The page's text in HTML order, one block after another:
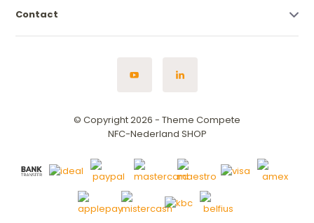
Contact
© Copyright 2026 - Theme Compete
NFC-Nederland SHOP